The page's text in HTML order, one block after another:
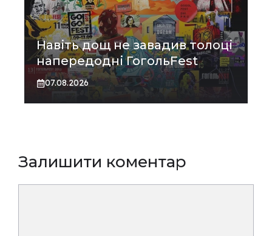
Навіть дощ не завадив толоці
напередодні ГогольFest
07.08.2026
Залишити коментар